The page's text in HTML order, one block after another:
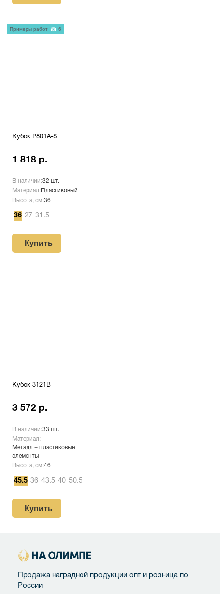
Кубок P801A-S
1 818 р.
В наличии:32 шт.
Материал: Пластиковый
Высота, см:36
36 27 31.5
Купить
Примеры работ 6
Кубок 3121B
3 572 р.
В наличии:33 шт.
Материал:
Металл + пластиковые
элементы
Высота, см:46
45.5 36 43.5 40 50.5
Купить
Продажа наградной продукции опт и розница по
России